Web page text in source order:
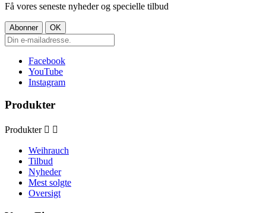
Få vores seneste nyheder og specielle tilbud
Facebook
YouTube
Instagram
Produkter
Produkter  
Weihrauch
Tilbud
Nyheder
Mest solgte
Oversigt